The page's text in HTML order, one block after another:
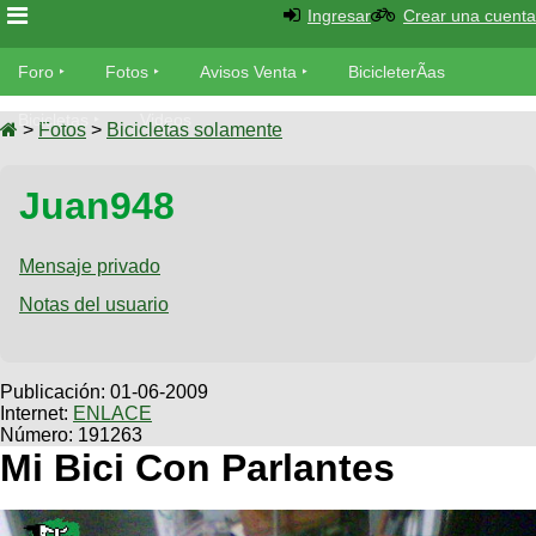
Foro
Foro
MecÃ¡nica
Fotos
SUBÃ
Galeria
Bicicletas
Viajes
Descenso
Dirt
Avisos
Ventas
SUBÃ
Buscar
Ultimos
as
Bicicletas
Videos
Cicloturismo
Ingresar Crear una cuenta
Foro Fotos Avisos Venta BicicleterÃ­as
Bicicletas Videos
> Fotos > Bicicletas solamente
Juan948
Mensaje privado
Notas del usuario
Publicación: 01-06-2009
Internet: ENLACE
Número: 191263
Mi Bici Con Parlantes